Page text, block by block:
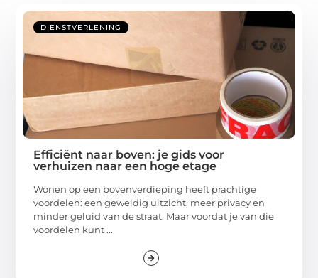
DIENSTVERLENING
Efficiënt naar boven: je gids voor
verhuizen naar een hoge etage
Wonen op een bovenverdieping heeft prachtige
voordelen: een geweldig uitzicht, meer privacy en
minder geluid van de straat. Maar voordat je van die
voordelen kunt ...